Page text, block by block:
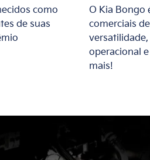
como
de suas
O Kia Bongo
comerciais
operacional
mais!